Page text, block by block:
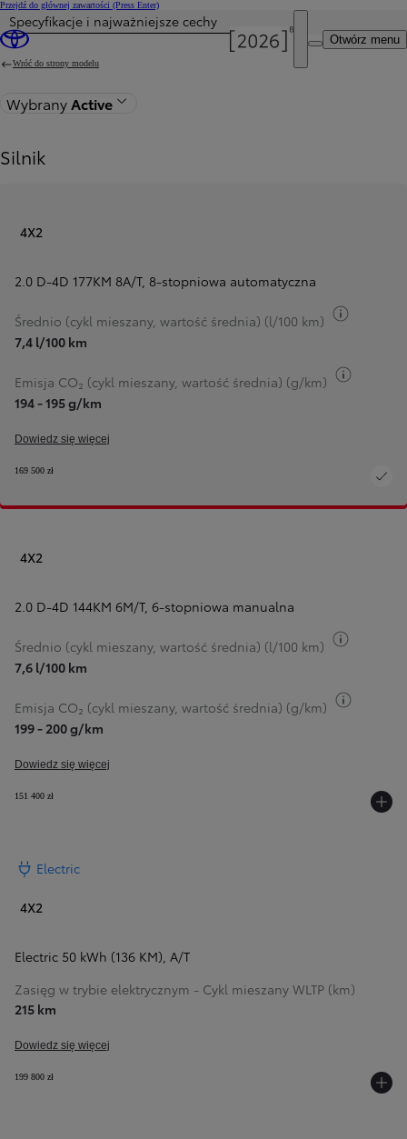
Przejdź do głównej zawartości (Press Enter)
Otwórz menu
Specyfikacje i najważniejsze cechy
Wróć do strony modelu
Wybrany Active
Silnik
4X2
2.0 D-4D 177KM 8A/T, 8-stopniowa automatyczna
Średnio (cykl mieszany, wartość średnia) (l/100 km)
7,4 l/100 km
Emisja CO₂ (cykl mieszany, wartość średnia) (g/km)
194 - 195 g/km
Dowiedz się więcej
169 500 zł
4X2
2.0 D-4D 144KM 6M/T, 6-stopniowa manualna
Średnio (cykl mieszany, wartość średnia) (l/100 km)
7,6 l/100 km
Emisja CO₂ (cykl mieszany, wartość średnia) (g/km)
199 - 200 g/km
Dowiedz się więcej
151 400 zł
Electric
4X2
Electric 50 kWh (136 KM), A/T
Zasięg w trybie elektrycznym - Cykl mieszany WLTP (km)
215 km
Dowiedz się więcej
199 800 zł